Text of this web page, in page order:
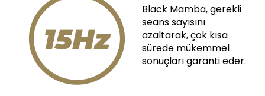
Black Mamba, gerekli
seans sayısını
azaltarak, çok kısa
sürede mükemmel
sonuçları garanti eder.